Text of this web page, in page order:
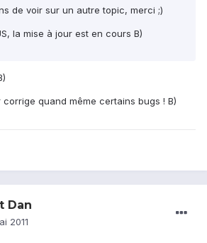
de voir sur un autre topic, merci ;)
la mise à jour est en cours B)
quand même certains bugs ! B)
Dan
2011